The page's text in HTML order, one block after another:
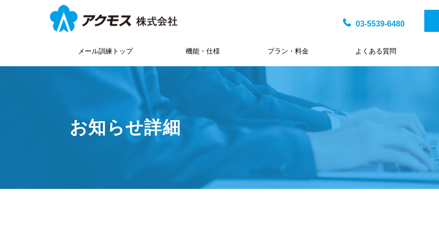
03-5539-6480
メール訓練トップ 機能・仕様 プラン・料金 よくある質問
お知らせ詳細